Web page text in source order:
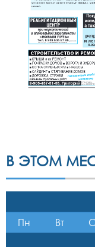
В ЭТОМ
Пн
Вт